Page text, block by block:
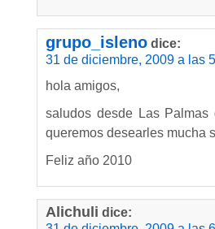
grupo_isleno dice:
31 de diciembre, 2009 a las
hola amigos,
saludos desde Las
queremos desearles mucha
Feliz año 2010
Alichuli dice: